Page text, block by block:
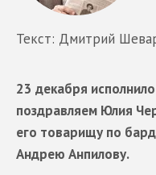
Текст: Дмитрий
23 декабря
поздравляем Юлия
его товарищу по
Андрею Анпилову.